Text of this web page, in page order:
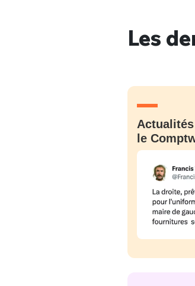
Les
le
PSEUDO *
EMAIL *
VOTRE
Que